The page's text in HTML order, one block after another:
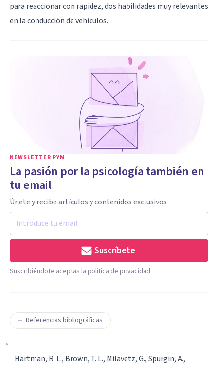
para reaccionar con rapidez, dos habilidades muy relevantes
en la conducción de vehículos.
NEWSLETTER PYM
La pasión por la psicología también en
tu email
Únete y recibe artículos y contenidos exclusivos
Suscríbete
Suscribiéndote aceptas la política de privacidad
Referencias bibliográficas
Hartman, R. L., Brown, T. L., Milavetz, G., Spurgin, A.,